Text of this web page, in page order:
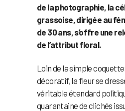
de la photographie, la
grassoise, dirigée au
de 30 ans, s’offre une
de l’attribut floral.
Loin de la simple
décoratif, la fleur se
véritable étendard
quarantaine de clichés